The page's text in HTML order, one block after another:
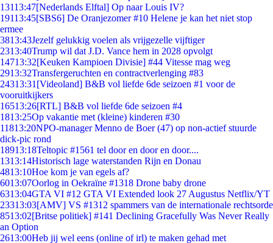
13113:47[Nederlands Elftal] Op naar Louis IV?
19113:45[SBS6] De Oranjezomer #10 Helene je kan het niet stop
ermee
3813:43Jezelf gelukkig voelen als vrijgezelle vijftiger
2313:40Trump wil dat J.D. Vance hem in 2028 opvolgt
14713:32[Keuken Kampioen Divisie] #44 Vitesse mag weg
2913:32Transfergeruchten en contractverlenging #83
24313:31 [Videoland] B&B vol liefde 6de seizoen #1 voor de
vooruitkijkers
16513:26[RTL] B&B vol liefde 6de seizoen #4
1813:25Op vakantie met (kleine) kinderen #30
11813:20NPO-manager Menno de Boer (47) op non-actief stuurde
dick-pic rond
18913:18Teltopic #1561 tel door en door en door....
1313:14Historisch lage waterstanden Rijn en Donau
4813:10Hoe kom je van egels af?
6013:07Oorlog in Oekraïne #1318 Drone baby drone
6313:04GTA VI #12 GTA VI Extended look 27 Augustus Netflix/YT
23313:03[AMV] VS #1312 spammers van de internationale rechtsorde
8513:02[Britse politiek] #141 Declining Gracefully Was Never Really
an Option
2613:00Heb jij wel eens (online of irl) te maken gehad met